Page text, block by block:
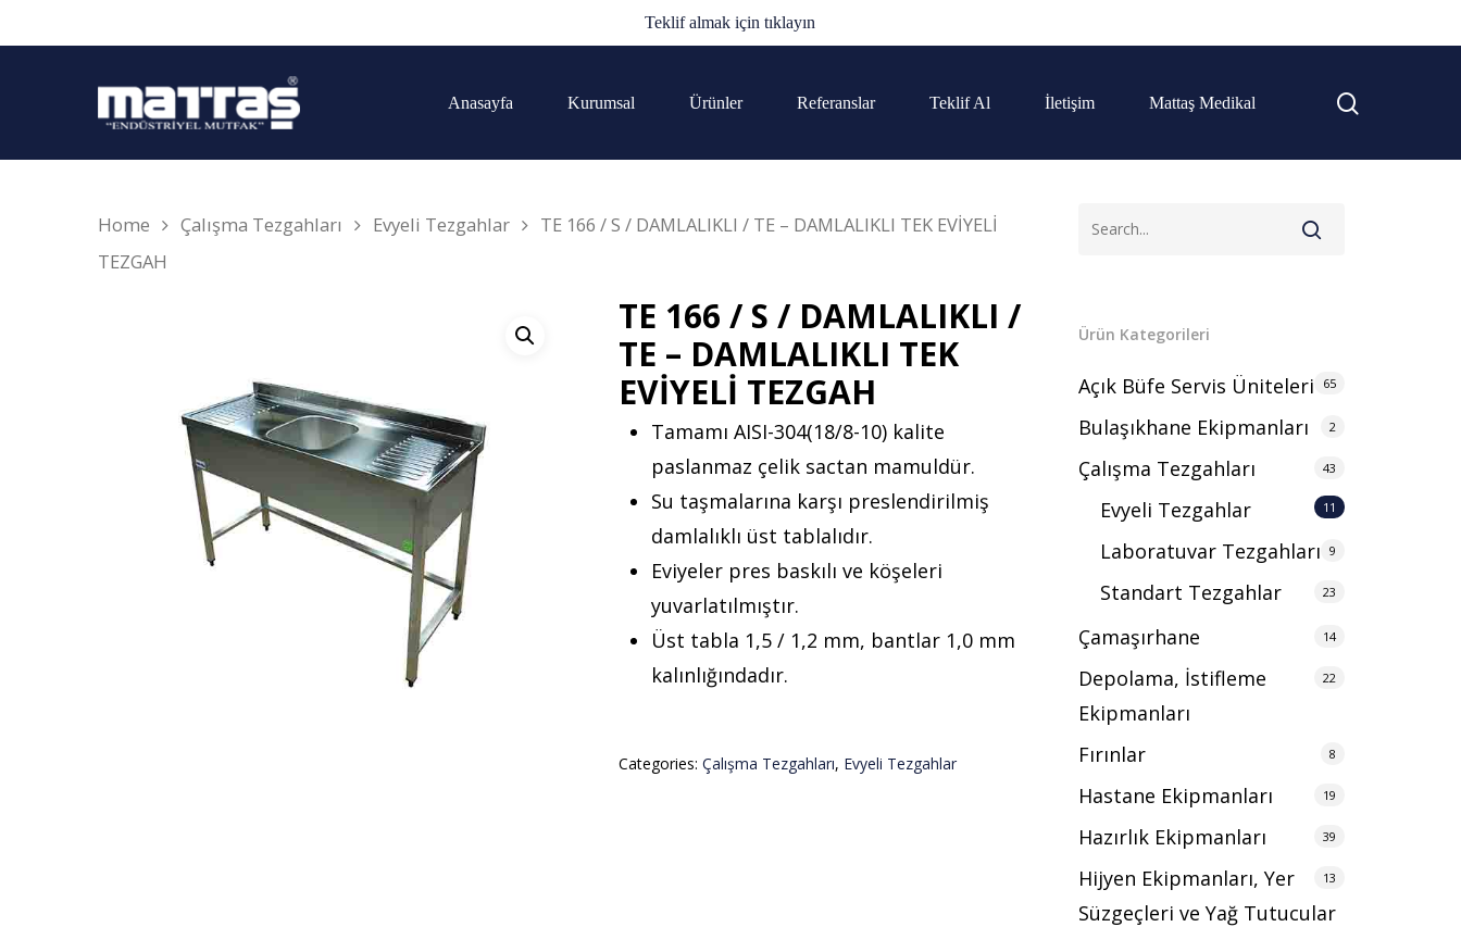
Teklif almak için tıklayın
Arama yapmak için enter'a basın
Anasayfa Kurumsal Ürünler Referanslar Teklif Al İletişim Mattaş Medikal
Home Çalışma Tezgahları Evyeli Tezgahlar
TE 166 / S / DAMLALIKLI / TE – DAMLALIKLI TEK EVİYELİ
TEZGAH
TE 166 / S / DAMLALIKLI /
TE – DAMLALIKLI TEK
EVİYELİ TEZGAH
Tamamı AISI-304(18/8-10) kalite
paslanmaz çelik sactan mamuldür.
Su taşmalarına karşı preslendirilmiş
damlalıklı üst tablalıdır.
Eviyeler pres baskılı ve köşeleri
yuvarlatılmıştır.
Üst tabla 1,5 / 1,2 mm, bantlar 1,0 mm
kalınlığındadır.
Categories:Çalışma Tezgahları, Evyeli Tezgahlar
Ürün Kategorileri
Açık Büfe Servis Üniteleri 65
Bulaşıkhane Ekipmanları 2
Çalışma Tezgahları 43
Evyeli Tezgahlar 11
Laboratuvar Tezgahları 9
Standart Tezgahlar 23
Çamaşırhane 14
Depolama, İstifleme
Ekipmanları
22
Fırınlar 8
Hastane Ekipmanları 19
Hazırlık Ekipmanları 39
Hijyen Ekipmanları, Yer
Süzgeçleri ve Yağ Tutucular
13